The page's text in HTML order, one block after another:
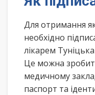
Для отримання
необхідно
лікарем
Це можна
медичному
паспорт та